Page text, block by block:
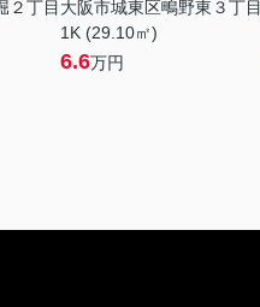
２丁目 大阪市城東区鴫野東３丁目
1K (29.10㎡)
6.6万円